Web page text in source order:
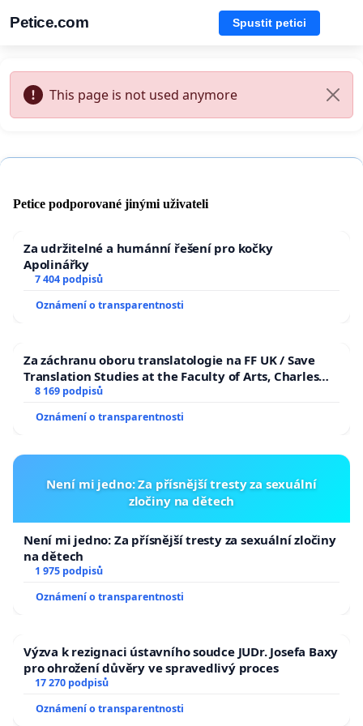
Petice.com Spustit petici
This page is not used anymore
Petice podporované jinými uživateli
Za udržitelné a humánní řešení pro kočky
Apolinářky
7 404 podpisů
Oznámení o transparentnosti
Za záchranu oboru translatologie na FF UK / Save
Translation Studies at the Faculty of Arts, Charles
University
8 169 podpisů
Oznámení o transparentnosti
Není mi jedno: Za přísnější tresty za sexuální
zločiny na dětech
Není mi jedno: Za přísnější tresty za sexuální zločiny
na dětech
1 975 podpisů
Oznámení o transparentnosti
Výzva k rezignaci ústavního soudce JUDr. Josefa Baxy
pro ohrožení důvěry ve spravedlivý proces
17 270 podpisů
Oznámení o transparentnosti